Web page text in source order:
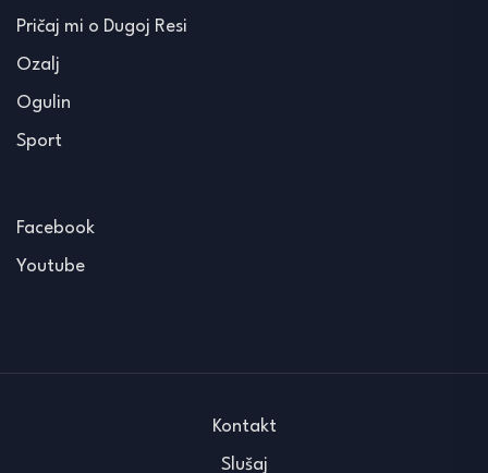
Pričaj mi o Dugoj Resi
Ozalj
Ogulin
Sport
Facebook
Youtube
Kontakt
Slušaj